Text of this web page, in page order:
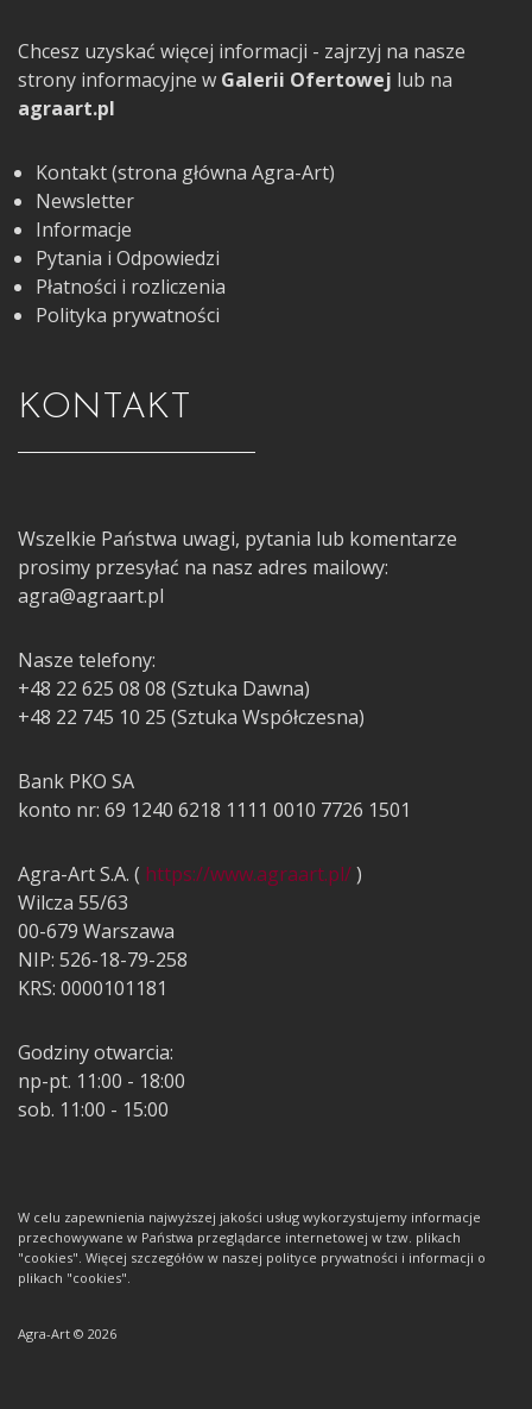
Chcesz uzyskać więcej informacji - zajrzyj na nasze
strony informacyjne w Galerii Ofertowej lub na
agraart.pl
Kontakt (strona główna Agra-Art)
Newsletter
Informacje
Pytania i Odpowiedzi
Płatności i rozliczenia
Polityka prywatności
KONTAKT
Wszelkie Państwa uwagi, pytania lub komentarze
prosimy przesyłać na nasz adres mailowy:
agra@agraart.pl
Nasze telefony:
+48 22 625 08 08 (Sztuka Dawna)
+48 22 745 10 25 (Sztuka Współczesna)
Bank PKO SA
konto nr: 69 1240 6218 1111 0010 7726 1501
Agra-Art S.A. ( https://www.agraart.pl/)
Wilcza 55/63
00-679 Warszawa
NIP: 526-18-79-258
KRS: 0000101181
Godziny otwarcia:
np-pt. 11:00 - 18:00
sob. 11:00 - 15:00
W celu zapewnienia najwyższej jakości usług wykorzystujemy informacje
przechowywane w Państwa przeglądarce internetowej w tzw. plikach
"cookies". Więcej szczegółów w naszej polityce prywatności i informacji o
plikach "cookies".
Agra-Art © 2026